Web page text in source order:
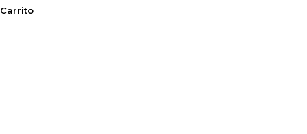
Carrito